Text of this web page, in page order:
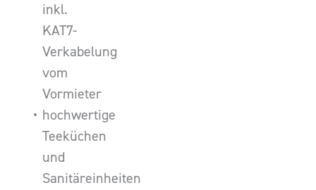
inkl.
KAT7-
Verkabelung
vom
Vormieter
hochwertige
Teeküchen
und
Sanitäreinheiten